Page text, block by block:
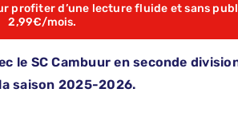
profiter d’une lecture fluide et sans
2,99€/mois.
le SC Cambuur en seconde
saison 2025-2026.